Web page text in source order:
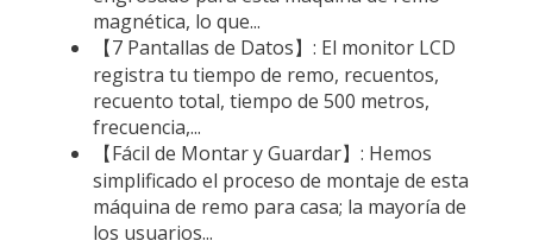
magnética, lo que...
【7 Pantallas de Datos】: El monitor LCD
registra tu tiempo de remo, recuentos,
recuento total, tiempo de 500 metros,
frecuencia,...
【Fácil de Montar y Guardar】: Hemos
simplificado el proceso de montaje de esta
máquina de remo para casa; la mayoría de
los usuarios...